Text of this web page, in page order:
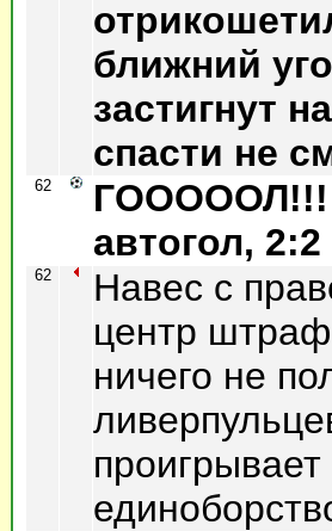
ближний
застигнут
спасти не
62
ГОООООЛ!!!
автогол, 2:2
62
Навес с
центр
ничего не